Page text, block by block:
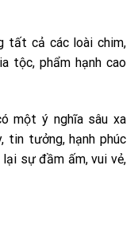
tất cả các loài chim,
tộc, phẩm hạnh cao
một ý nghĩa sâu xa
tin tưởng, hạnh phúc
sự đầm ấm, vui vẻ,